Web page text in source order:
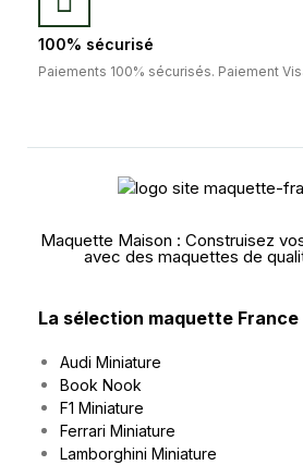
100% sécurisé
Paiements 100% sécurisés. Paiement
Maquette Maison : Construisez
avec des maquettes de
La sélection maquette France
Audi Miniature
Book Nook
F1 Miniature
Ferrari Miniature
Lamborghini Miniature